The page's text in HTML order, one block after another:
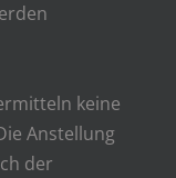
keine
Anstellung
der